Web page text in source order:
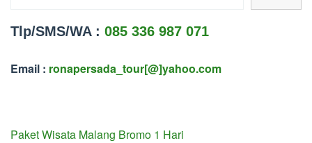
Tlp/SMS/WA : 085 336 987 071
Email : ronapersada_tour[@]yahoo.com
Paket Wisata Malang Bromo 1 Hari